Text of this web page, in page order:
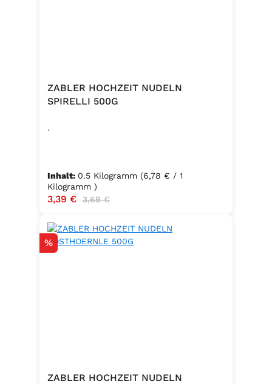
ZABLER HOCHZEIT NUDELN
SPIRELLI 500G
.
Inhalt: 0.5 Kilogramm (6,78 € / 1
Kilogramm )
Verkaufspreis:
3,39 € Regulärer Preis:
3,69 €
Rabatt
%
ZABLER HOCHZEIT NUDELN